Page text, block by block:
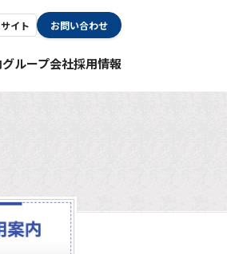
イト お問い合わせ
グループ会社採用情報